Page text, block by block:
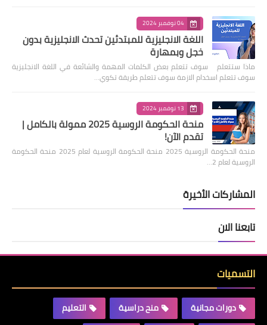
04 نوفمبر 2024
اللغة الانجليزية للمبتدئين تحدث الانجليزية بدون
خجل وبمهارة
ماذا ستتعلم سوف تتعلم بعض الكلمات المهمة والشائعة في اللغة الانجليزية
سوف تتعلم اسخدام الازمة سوف تتعلم طريقة تكوي…
13 نوفمبر 2024
منحة الحكومة الروسية 2025 ممولة بالكامل |
تقدم الآن!
منحة الحكومة الروسية 2025 منحة الحكومة الروسية لعام 2025 منحة الحكومة
الروسية لعام 2…
المشاركات الأخيرة
تابعنا الان
التسميات
دورات مجانية منح دراسية
التعليم